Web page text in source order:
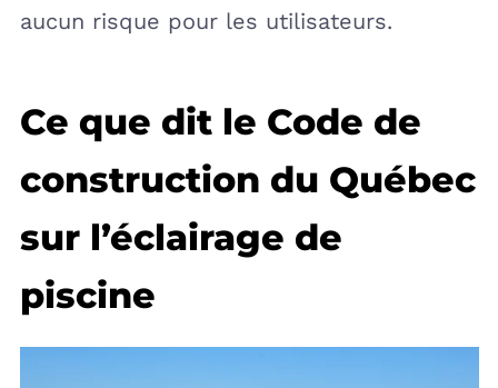
aucun risque pour les utilisateurs.
Ce que dit le Code de
construction du Québec
sur l’éclairage de
piscine